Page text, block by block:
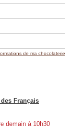
de ma chocolaterie
Français
demain à 10h30